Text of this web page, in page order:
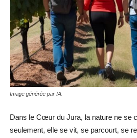
Image générée par IA.
Dans le Cœur du Jura, la nature ne se
seulement, elle se vit, se parcourt, se